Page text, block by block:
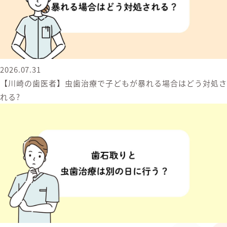
2026.07.31
【川崎の歯医者】虫歯治療で子どもが暴れる場合はどう対処さ
れる?